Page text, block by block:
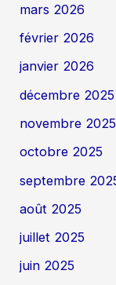
mars 2026
février 2026
janvier 2026
décembre 2025
novembre 2025
octobre 2025
septembre
août 2025
juillet 2025
juin 2025